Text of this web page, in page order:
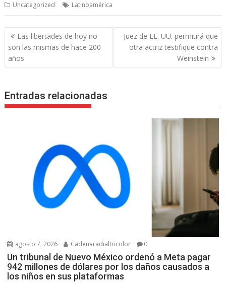
Uncategorized Latinoamérica
Navegación
de
entradas
Las libertades de hoy no
son las mismas de hace 200
años
Juez de EE. UU. permitirá que
otra actriz testifique contra
Weinstein
Entradas relacionadas
agosto 7, 2026 Cadenaradialtricolor 0
Un tribunal de Nuevo México ordenó a Meta pagar
942 millones de dólares por los daños causados a
los niños en sus plataformas